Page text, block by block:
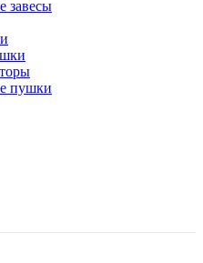
завесы
пушки